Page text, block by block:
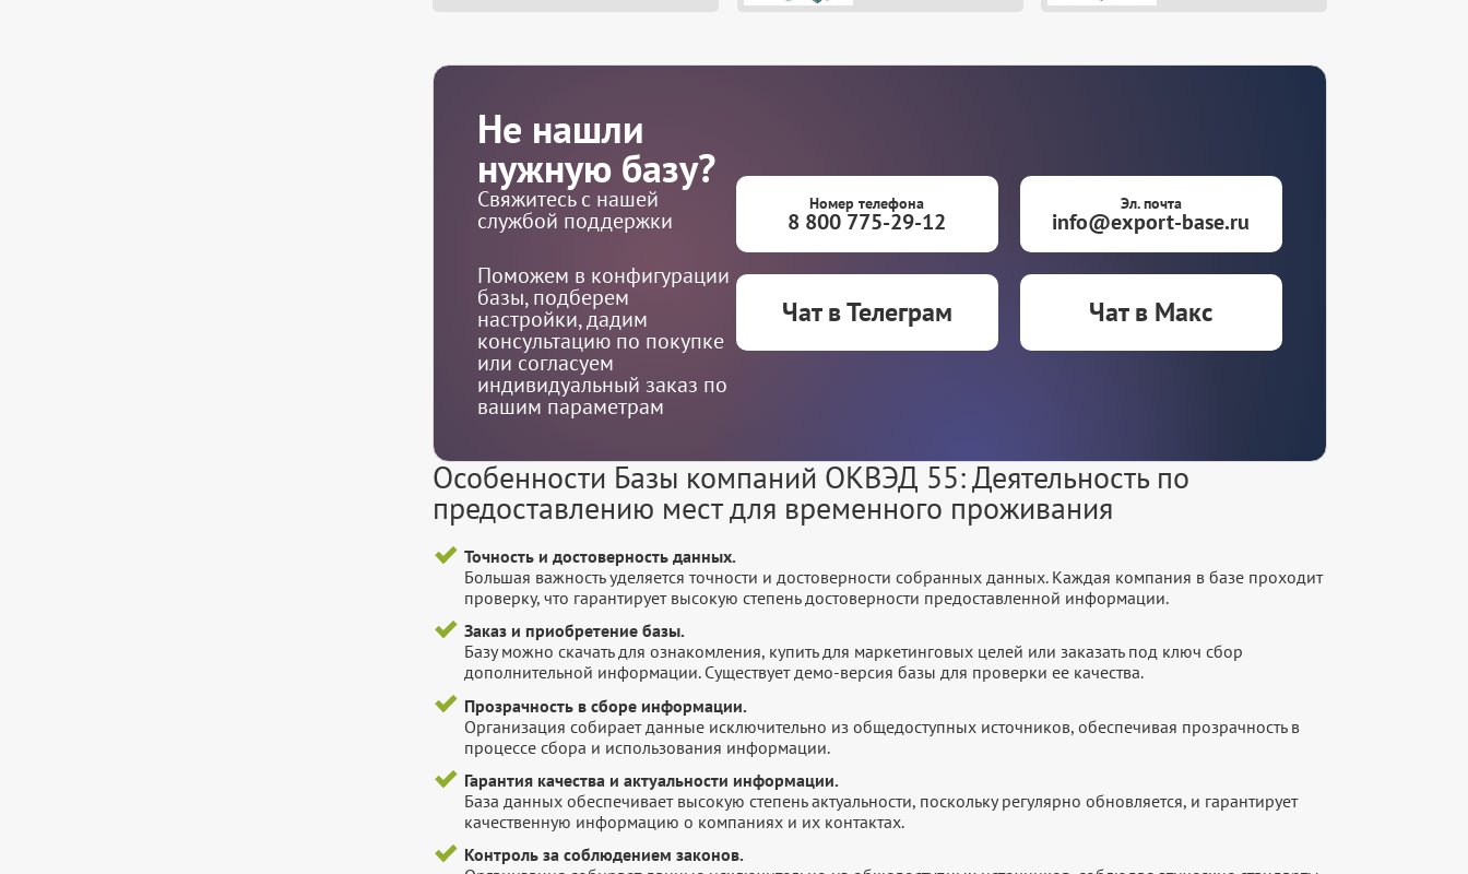
Не нашли
нужную базу?
Свяжитесь с нашей
службой поддержки
Поможем в конфигурации
базы, подберем
настройки, дадим
консультацию по покупке
или согласуем
индивидуальный заказ по
вашим параметрам
Номер телефона
8 800 775-29-12
Эл. почта
info@export-base.ru
Чат в Телеграм Чат в Макс
Особенности Базы компаний ОКВЭД 55: Деятельность по
предоставлению мест для временного проживания
Точность и достоверность данных.
Большая важность уделяется точности и достоверности собранных данных. Каждая компания в базе проходит
проверку, что гарантирует высокую степень достоверности предоставленной информации.
Заказ и приобретение базы.
Базу можно скачать для ознакомления, купить для маркетинговых целей или заказать под ключ сбор
дополнительной информации. Существует демо-версия базы для проверки ее качества.
Прозрачность в сборе информации.
Организация собирает данные исключительно из общедоступных источников, обеспечивая прозрачность в
процессе сбора и использования информации.
Гарантия качества и актуальности информации.
База данных обеспечивает высокую степень актуальности, поскольку регулярно обновляется, и гарантирует
качественную информацию о компаниях и их контактах.
Контроль за соблюдением законов.